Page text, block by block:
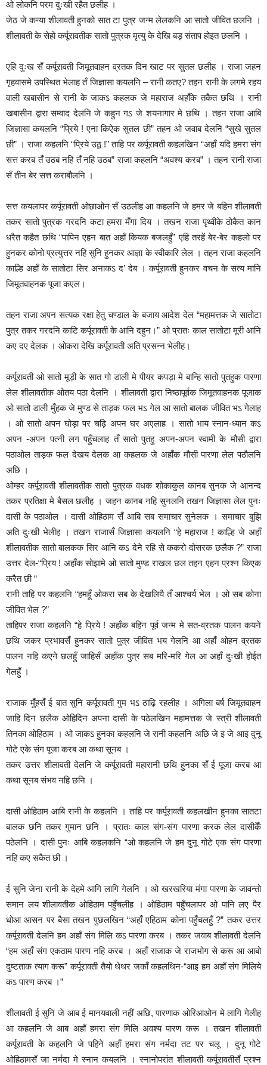
ओ लोकनि परम दुःखी रहैत छलीह ।
जेठ जे कन्या शीलावती हुनको सात टा पुत्र जन्म लेलकनि आ सातो जीवित छलनि ।
शीलावती के सेहो कर्पूरावतीक सातो पुत्रक मृत्यु के देखि बड़ संताप हो‌इत छलनि ।
एहि दुःख सँ कर्पूरावती जिमूतवाहन व्रतक दिन खाट पर सुतल छलीह । राजा जहन
गृहवासमे उपस्थित भेलाह तँ जिज्ञासा कयलनि – रानी कत‌ए? तहन रानी के लगमे रहय
वाली खबासीन से रानी के जाकऽ कहलक जे महाराज अहाँके तकैत छथि । रानी
खबासीन द्वारा सम्वाद देलनि जे कहुन गऽ जे शयनागार मे छथि । तहन राजा आबि
जिज्ञासा कयलनि “प्रिये ! एना कि‌ऐक सुतल छी” तहन ओ जवाब देलनि “सुखे सुतल
छी” । राजा कहलनि “प्रिये उठू !” ताहि पर कर्पूरावती कहलखिन “अहाँ यदि हमरा संग
सत्त करब तँ उठब नहि तँ नहि उठब” राजा कहलनि “अवश्य करब” । तहन रानी राजा
सँ तीन बेर सत्त कराबौलनि ।
सत्त कयलापर कर्पूरावती ओछा‌ओन सँ उठलीह आ कहलनि जे हमर जे बहिन शीलावती
तकर सातो पुत्रक गरदनि कटा हमरा मँगा दिय । तखन राजा पृथ्वीके ठोकैत कान
धरैत कहैत छथि “पापिन एहन बात अहाँ कियक बजलहुँ” एहि तरहें बेर-बेर कहलो पर
हुनकर कोनो प्रत्युत्तर नहि सुनि हुनकर आज्ञा के स्वीकारि लेल । तहन राजा कहलनि
काल्हि अहाँ के सातोटा सिर अनाकऽ द’ देब । कर्पूरावती हुनकर वचन के सत्य मानि
जिमूतवाहनक पूजा क‌एल।
तहन राजा अपन सत्यक रक्षा हेतु चण्डाल के बजाय आदेश देल “महामत्तक जे सातोटा
पुत्र तकर गरदनि काटि कर्पूरावती के आनि दहुन।” ओ प्रातः काल सातोटा मूरी आनि
क‌ए द‌ए देलक । ओकरा देखि कर्पूरावती अति प्रसन्न भेलीह।
कर्पूरावती ओ सातो मूड़ी के सात गो डाली मे पीयर कपड़ा मे बान्हि सातो पुतहुक पारणा
लेल शीलावतीक ओतय पठा देलनि । शीलावती द्वारा निष्ठापूर्वक जिमूतवाहनक पूजाक
ओ सातो डाली मुँहक जे मुण्ड से ताड़क फल भऽ गेल आ सातो बालक जीवित भऽ गेलाह
। ओ सातो अपन घोड़ा पर चढ़ि अपन घर अ‌एलाह । सातो भाय स्नान-ध्यान कऽ
अपन -अपन पत्नी लग पहुँचलाह तँ सातो पुतहु अपन-अपन स्वामी के मौसी द्वारा
पठा‌ओल ताड़क फल देखय देलक आ कहलक जे अहाँक मौसी पारणा लेल पठौलनि
अछि ।
ओम्हर कर्पूरावती शीलावतीक सातो पुत्रक वधक शोकाकुल कानब सुनक जे आनन्द
तकर प्रतिक्षा मे बैसल छलीह । जहन कानब नहि सुनलनि तखन जिज्ञासा लेल पुनः
दासी के पठा‌ओल । दासी ओहिठाम सँ आबि सब समाचार सुनेलक । समाचार बुझि
अति दुःखी भेलीह । तखन राजासँ जिज्ञासा कयलनि “हे महाराज ! काल्हि जे अहाँ
शीलावतीक सातो बालकक सिर आनि कऽ देने रहि से ककरो दोसरक छलैक ?” राजा
उत्तर देल-“प्रिय ! अहाँक सोझामे ओ सातो मुण्ड राखल छल तहन एहन प्रश्न कि‌एक
करैत छी “
रानी ताहि पर कहलनि “हमहूँ ओकरा सब के देखलियै तँ आश्चर्य भेल । ओ सब कोना
जीवित भेल ?”
ताहिपर राजा कहलनि “हे प्रिये ! अहाँक बहिन पूर्व जन्म मे सत-व्रतक पालन कयने
छथि जकर प्रभावसँ हुनकर सातो पुत्र जीवित भय गेलनि आ अहाँ ओहन व्रतक
पालन नहि क‌एने छलहुँ जाहिसँ अहाँक पुत्र सब मरि-मरि गेल आ अहाँ दुःखी हो‌ईत
गेलहुँ ।
राजाक मुँहसँ ई बात सुनि कर्पूरावती गुम भऽ ठाढ़ि रहलीह । अगिला बर्ष जिमूतवाहन
जाहि दिन छलैक ओहिदिन अपना दासी के पठेलखिन महामत्तक जे स्त्री शीलावती
तिनका ओहिठाम । ओ जाकऽ हुनका कहलनि जे रानी कहलनि अछि जे इ जे आ‌इ दुनू
गोटे एके संग पूजा करब आ कथा सूनब ।
तकर उत्तर शीलावती देलनि जे कर्पूरावती महारानी छथि हुनका सँ ई पूजा करब आ
कथा सूनब संभव नहि छनि ।
दासी ओहिठाम आबि रानी के कहलनि । ताहि पर कर्पूरावती कहलखीन हुनका सातटा
बालक छनि तकर गुमान छनि । प्रातः काल संग-संग पारणा करक लेल दासीकेँ
पठेलनि । दासी पुनः आबि कहलकनि “ओ कहलनि जे हम दुनू गोटे एक संग पारणा
नहि क‌ए सकैत छी ।
ई सुनि जेना रानी के देहमे आगि लागि गेलनि । ओ खरखरिया मंगा पारणा के जावन्तो
समान लय शीलावतीक ओहिठाम पहुँचलीह । ओहिठाम पहुँचलापर ओ पानि ल‌ए पैर
धो‌आ आसन पर बैसा तखन पुछलखिन “अहाँ एहिठाम कोना पहुँचलहुँ ?” तकर उत्तर
कर्पूरावती देलनि हम अहाँ संग मिलि कऽ पारणा करब । तकर जवाब शीलावती देलनि
“हम अहाँ संग एकठाम पारण नहि करब । अहाँ राजाक जे राजभोग से करू आ आबो
दुष्टताक त्याग करू” कर्पूरावती तैयो थेथर जकाँ कहलथिन-“आ‌इ हम अहाँ संग मिलिये
कऽ पारण करब ।”
शीलावती ई सुनि जे आब ई मानयवाली नहीं अछि, पारणाक ओरि‌आ‌ओन मे लागि गेलीह
आ कहलनि जे आब अहाँ हमरा संग मिलि अवश्य पारण करू । तखन शीलावती
कर्पूरावती के कहलनि जे पहिने अहाँ हमरा संग नर्मदा तट पर चलू । दुनू गोटे
ओहिठामसँ जा नर्मदा मे स्नान कयलनि । स्नानोपरांत शीलावती कर्पूरावतीसँ प्रश्न